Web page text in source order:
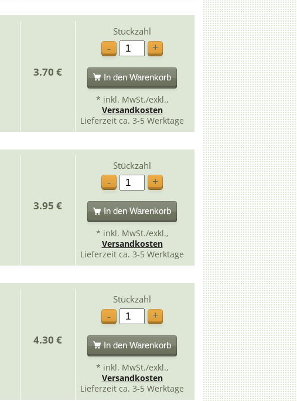
3.70 €
Stückzahl
-
+
In den Warenkorb
* inkl. MwSt./exkl.,
Versandkosten
Lieferzeit ca. 3-5 Werktage
3.95 €
Stückzahl
-
+
In den Warenkorb
* inkl. MwSt./exkl.,
Versandkosten
Lieferzeit ca. 3-5 Werktage
4.30 €
Stückzahl
-
+
In den Warenkorb
* inkl. MwSt./exkl.,
Versandkosten
Lieferzeit ca. 3-5 Werktage